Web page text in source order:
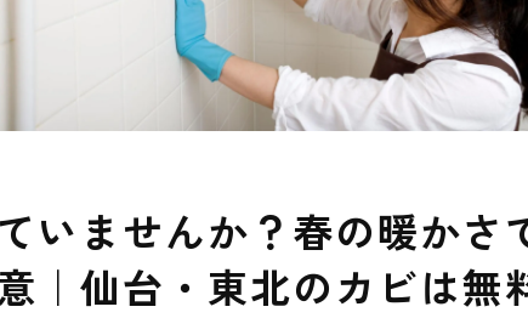
いませんか？春の暖かさ
｜仙台・東北のカビは無